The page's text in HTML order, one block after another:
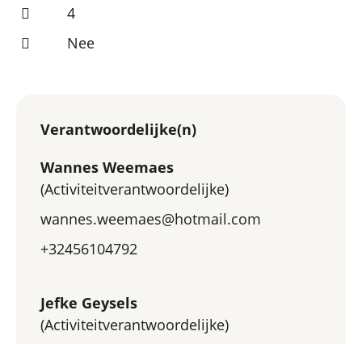
4
Nee
Verantwoordelijke(n)
Wannes Weemaes
(Activiteitverantwoordelijke)
wannes.weemaes@hotmail.com
+32456104792
Jefke Geysels
(Activiteitverantwoordelijke)